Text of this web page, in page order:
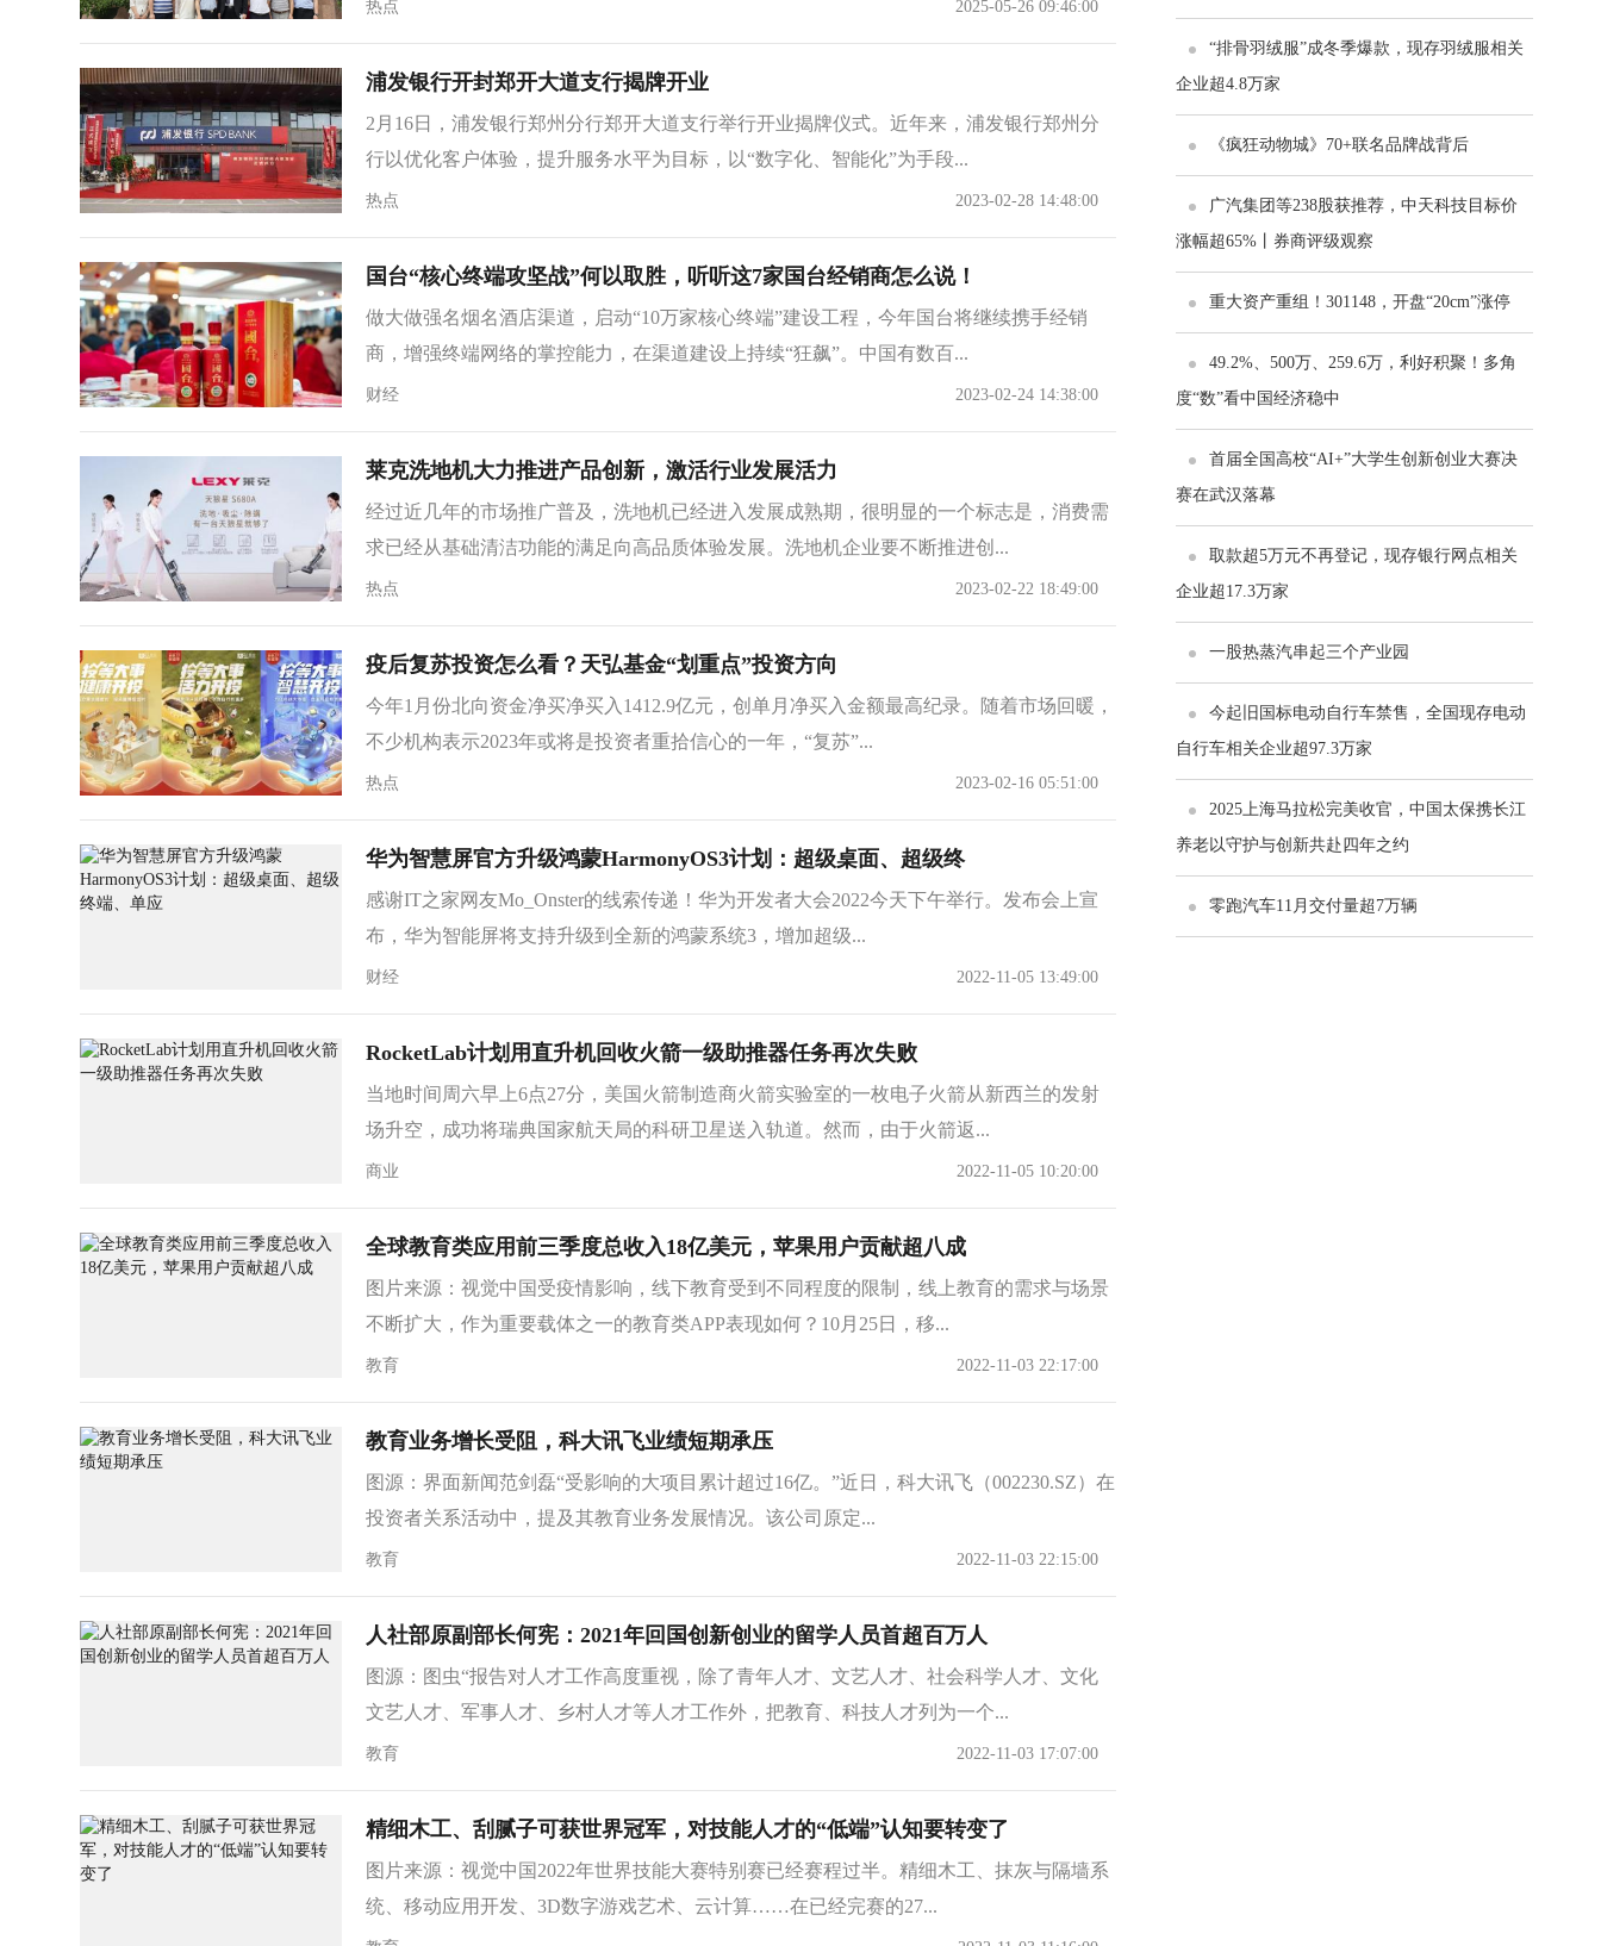
热点 2025-05-26 09:46:00
浦发银行开封郑开大道支行揭牌开业
2月16日，浦发银行郑州分行郑开大道支行举行开业揭牌仪式。近年来，浦发银行郑州分
行以优化客户体验，提升服务水平为目标，以“数字化、智能化”为手段...
热点 2023-02-28 14:48:00
国台“核心终端攻坚战”何以取胜，听听这7家国台经销商怎么说！
做大做强名烟名酒店渠道，启动“10万家核心终端”建设工程，今年国台将继续携手经销
商，增强终端网络的掌控能力，在渠道建设上持续“狂飙”。中国有数百...
财经 2023-02-24 14:38:00
莱克洗地机大力推进产品创新，激活行业发展活力
经过近几年的市场推广普及，洗地机已经进入发展成熟期，很明显的一个标志是，消费需
求已经从基础清洁功能的满足向高品质体验发展。洗地机企业要不断推进创...
热点 2023-02-22 18:49:00
疫后复苏投资怎么看？天弘基金“划重点”投资方向
今年1月份北向资金净买净买入1412.9亿元，创单月净买入金额最高纪录。随着市场回暖，
不少机构表示2023年或将是投资者重拾信心的一年，“复苏”...
热点 2023-02-16 05:51:00
华为智慧屏官方升级鸿蒙HarmonyOS3计划：超级桌面、超级终
感谢IT之家网友Mo_Onster的线索传递！华为开发者大会2022今天下午举行。发布会上宣
布，华为智能屏将支持升级到全新的鸿蒙系统3，增加超级...
财经 2022-11-05 13:49:00
RocketLab计划用直升机回收火箭一级助推器任务再次失败
当地时间周六早上6点27分，美国火箭制造商火箭实验室的一枚电子火箭从新西兰的发射
场升空，成功将瑞典国家航天局的科研卫星送入轨道。然而，由于火箭返...
商业 2022-11-05 10:20:00
全球教育类应用前三季度总收入18亿美元，苹果用户贡献超八成
图片来源：视觉中国受疫情影响，线下教育受到不同程度的限制，线上教育的需求与场景
不断扩大，作为重要载体之一的教育类APP表现如何？10月25日，移...
教育 2022-11-03 22:17:00
教育业务增长受阻，科大讯飞业绩短期承压
图源：界面新闻范剑磊“受影响的大项目累计超过16亿。”近日，科大讯飞（002230.SZ）在
投资者关系活动中，提及其教育业务发展情况。该公司原定...
教育 2022-11-03 22:15:00
人社部原副部长何宪：2021年回国创新创业的留学人员首超百万人
图源：图虫“报告对人才工作高度重视，除了青年人才、文艺人才、社会科学人才、文化
文艺人才、军事人才、乡村人才等人才工作外，把教育、科技人才列为一个...
教育 2022-11-03 17:07:00
精细木工、刮腻子可获世界冠军，对技能人才的“低端”认知要转变了
图片来源：视觉中国2022年世界技能大赛特别赛已经赛程过半。精细木工、抹灰与隔墙系
统、移动应用开发、3D数字游戏艺术、云计算……在已经完赛的27...
“排骨羽绒服”成冬季爆款，现存羽绒服相关
企业超4.8万家
《疯狂动物城》70+联名品牌战背后
广汽集团等238股获推荐，中天科技目标价
涨幅超65%丨券商评级观察
重大资产重组！301148，开盘“20cm”涨停
49.2%、500万、259.6万，利好积聚！多角
度“数”看中国经济稳中
首届全国高校“AI+”大学生创新创业大赛决
赛在武汉落幕
取款超5万元不再登记，现存银行网点相关
企业超17.3万家
一股热蒸汽串起三个产业园
今起旧国标电动自行车禁售，全国现存电动
自行车相关企业超97.3万家
2025上海马拉松完美收官，中国太保携长江
养老以守护与创新共赴四年之约
零跑汽车11月交付量超7万辆